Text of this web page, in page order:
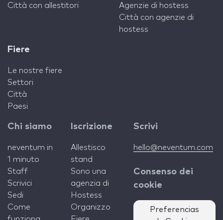
Città con allestitori
Agenzie di hostess
Città con agenzie di
hostess
Fiere
Le nostre fiere
Settori
Città
Paesi
Chi siamo
neventum in
1 minuto
Staff
Scrivici
Sedi
Come
Iscrizione
Allestisco
stand
Sono una
agenzia di
Hostess
Organizzo
Scrivi
hello@neventum.com
Consenso dei
cookie
Preferencias